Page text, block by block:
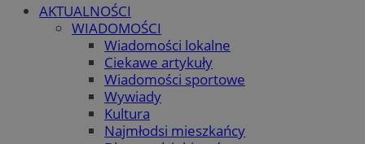
AKTUALNOŚCI
WIADOMOŚCI
Wiadomości lokalne
Ciekawe artykuły
Wiadomości sportowe
Wywiady
Kultura
Najmłodsi mieszkańcy